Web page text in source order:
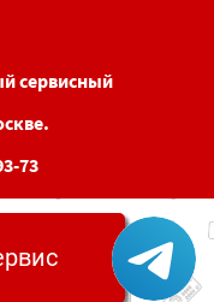
сервисный
73